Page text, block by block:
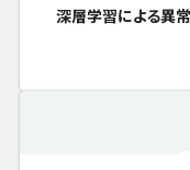
深層学習による異